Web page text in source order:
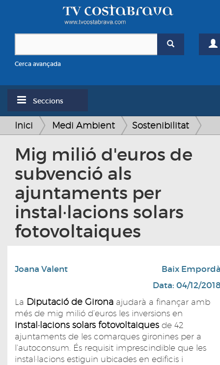
Cerca avançada
Seccions
Inici Medi Ambient Sostenibilitat
Mig milió d'euros de
subvenció als
ajuntaments per
instal·lacions solars
fotovoltaiques
Joana Valent
Baix
Data: 04/12/
La Diputació de Girona ajudarà a finançar amb
més de mig milió d’euros les inversions en
instal•lacions solars fotovoltaiques de 42
ajuntaments de les comarques gironines per a
l’autoconsum. És requisit imprescindible que les
instal·lacions estiguin ubicades en edificis i